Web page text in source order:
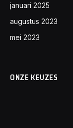
januari 2025
augustus 2023
mei 2023
ONZE KEUZES